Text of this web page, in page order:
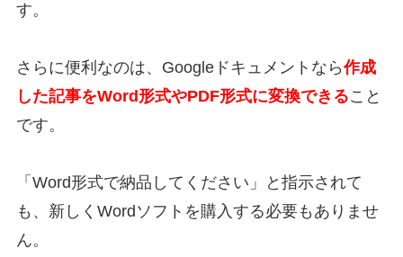
す。
さらに便利なのは、Googleドキュメントなら作成
した記事をWord形式やPDF形式に変換できること
です。
「Word形式で納品してください」と指示されて
も、新しくWordソフトを購入する必要もありませ
ん。